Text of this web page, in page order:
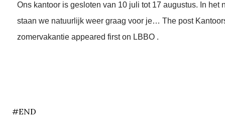
Ons kantoor is gesloten van 10 juli tot 17 augustus. In het
staan we natuurlijk weer graag voor je… The post
zomervakantie appeared first on LBBO .
#END